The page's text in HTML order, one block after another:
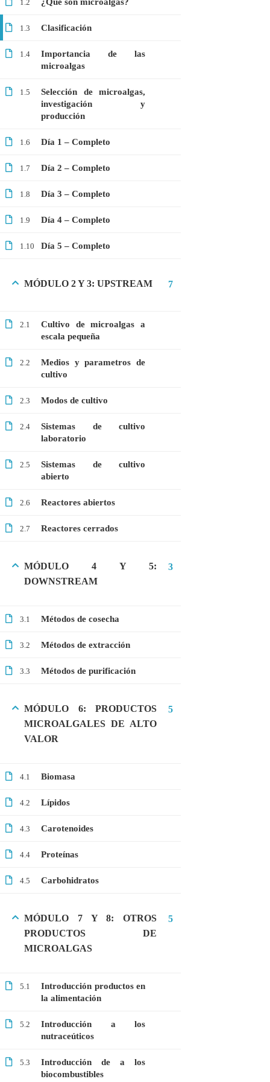
1.2
1.3 Clasificación
1.4
Importancia de las
microalgas
1.5
Selección de microalgas,
investigación y
producción
1.6 Día 1 – Completo
1.7 Día 2 – Completo
1.8 Día 3 – Completo
1.9 Día 4 – Completo
1.10 Día 5 – Completo
MÓDULO 2 Y 3: UPSTREAM 7
2.1
Cultivo de microalgas a
escala pequeña
2.2
Medios y parametros de
cultivo
2.3 Modos de cultivo
2.4
Sistemas de cultivo
laboratorio
2.5
Sistemas de cultivo
abierto
2.6 Reactores abiertos
2.7 Reactores cerrados
MÓDULO 4 Y 5:
DOWNSTREAM
3
3.1 Métodos de cosecha
3.2 Métodos de extracción
3.3 Métodos de purificación
MÓDULO 6: PRODUCTOS
MICROALGALES DE ALTO
VALOR
5
4.1 Biomasa
4.2 Lípidos
4.3 Carotenoides
4.4 Proteínas
4.5 Carbohidratos
MÓDULO 7 Y 8: OTROS
PRODUCTOS DE
MICROALGAS
5
5.1
Introducción productos en
la alimentación
5.2
Introducción a los
nutraceúticos
5.3
Introducción de a los
biocombustibles
MEDICINA
MICROBIOLOGÍA
PROTEÓMICA
ÚLTIMOS CURSOS
Curso: Células madre en terapia celular
$20.00
Webinar: Introducción a las Microalgas
Webinar: Introducción a la Ingeniería
CATEGORIAS
Bioinformática
Biología Molecular
Ciencias Ambientales
Especialización
General
Medicina
Microbiología
Proteómica
COMPANY
Nosotros
Blog
LINKS
Cursos
Términos y Condiciones